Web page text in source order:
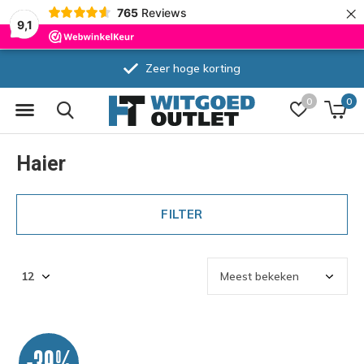
9,1
765 Reviews ×
0 0
Zeer hoge korting
Haier
FILTER